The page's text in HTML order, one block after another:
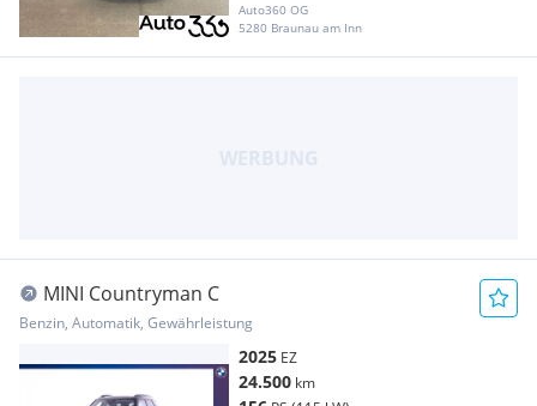
Auto360 OG
5280 Braunau am Inn
MINI Countryman C
Benzin, Automatik, Gewährleistung
2025 EZ
24.500 km